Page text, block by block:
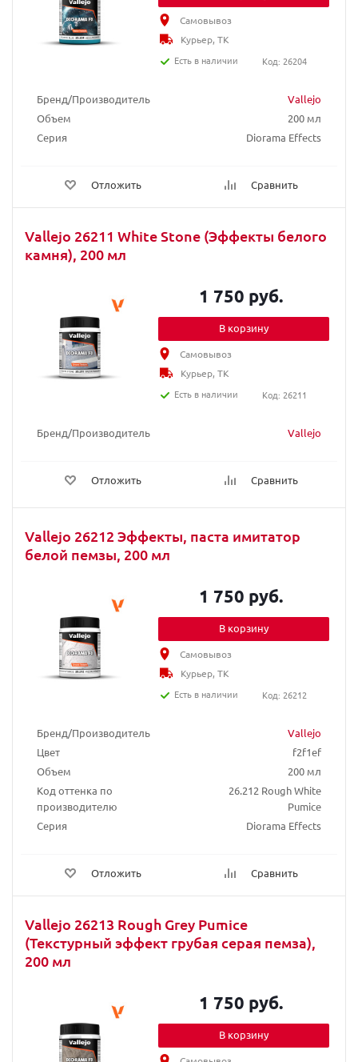
Бренд/Производитель
Vallejo
Объем
200 мл
Серия
Diorama Effects
Отложить Сравнить
Самовывоз
Курьер, ТК
Есть в наличии
Код: 26204
Vallejo 26211 White Stone (Эффекты белого
камня), 200 мл
Бренд/Производитель Vallejo
Отложить Сравнить
1 750 руб.
В корзину
Самовывоз
Курьер, ТК
Есть в наличии
Код: 26211
Vallejo 26212 Эффекты, паста имитатор
белой пемзы, 200 мл
Бренд/Производитель
Vallejo
Цвет
f2f1ef
Объем
200 мл
Код оттенка по
производителю
26.212 Rough White
Pumice
Серия
Diorama Effects
Отложить Сравнить
1 750 руб.
В корзину
Самовывоз
Курьер, ТК
Есть в наличии
Код: 26212
Vallejo 26213 Rough Grey Pumice
(Текстурный эффект грубая серая пемза),
200 мл
1 750 руб.
В корзину